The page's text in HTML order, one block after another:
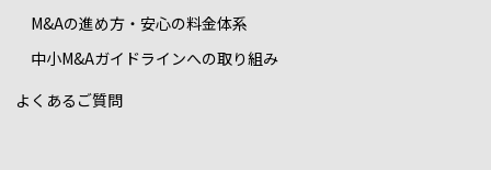
M&Aの進め方・安心の料金体系
中小M&Aガイドラインへの取り組み
よくあるご質問